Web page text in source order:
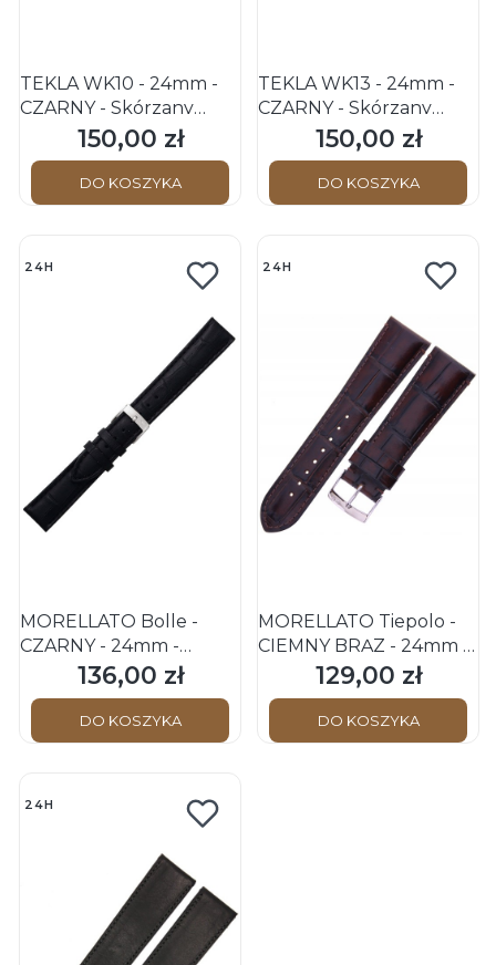
TEKLA WK10 - 24mm -
CZARNY - Skórzany
pasek do zegarka -
Handmade in Poland
Cena
150,00 zł
DO KOSZYKA
TEKLA WK13 - 24mm -
CZARNY - Skórzany
pasek do zegarka -
Handmade in Poland
Cena
150,00 zł
DO KOSZYKA
24H
MORELLATO Bolle -
CZARNY - 24mm -
Skórzany pasek do
zegarka
Cena
136,00 zł
DO KOSZYKA
24H
MORELLATO Tiepolo -
CIEMNY BRĄZ - 24mm -
Skórzany pasek do
zegarka
Cena
129,00 zł
DO KOSZYKA
24H